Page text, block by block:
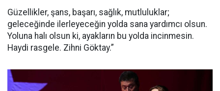
Güzellikler, şans, başarı, sağlık, mutluluklar;
geleceğinde ilerleyeceğin yolda sana yardımcı olsun.
Yoluna halı olsun ki, ayakların bu yolda incinmesin.
Haydi rasgele. Zihni Göktay.”